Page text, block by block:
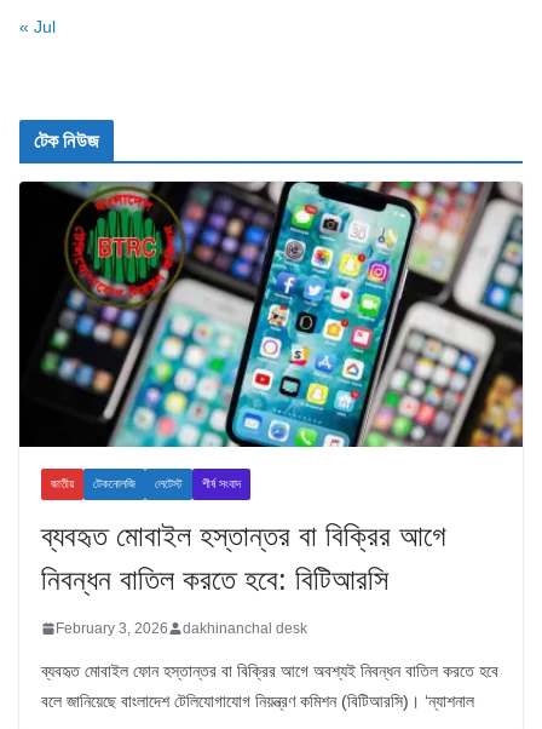
« Jul
টেক নিউজ
জাতীয় টেকনোলজি লেটেস্ট শীর্ষ সংবাদ
ব্যবহৃত মোবাইল হস্তান্তর বা বিক্রির আগে
নিবন্ধন বাতিল করতে হবে: বিটিআরসি
February 3, 2026 dakhinanchal desk
ব্যবহৃত মোবাইল ফোন হস্তান্তর বা বিক্রির আগে অবশ্যই নিবন্ধন বাতিল করতে হবে
বলে জানিয়েছে বাংলাদেশ টেলিযোগাযোগ নিয়ন্ত্রণ কমিশন (বিটিআরসি)। ‘ন্যাশনাল